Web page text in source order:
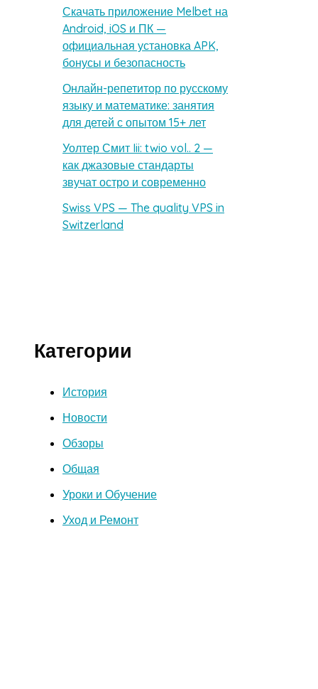
Скачать приложение Melbet на
Android, iOS и ПК —
официальная установка APK,
бонусы и безопасность
Онлайн-репетитор по русскому
языку и математике: занятия
для детей с опытом 15+ лет
Уолтер Смит Iii: twio vol.. 2 —
как джазовые стандарты
звучат остро и современно
Swiss VPS — The quality VPS in
Switzerland
Категории
История
Новости
Обзоры
Общая
Уроки и Обучение
Уход и Ремонт